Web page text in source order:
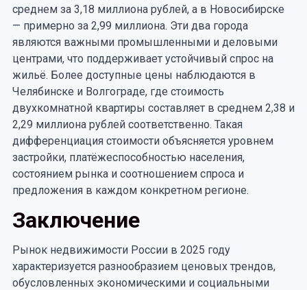
среднем за 3,18 миллиона рублей, а в Новосибирске
— примерно за 2,99 миллиона. Эти два города
являются важными промышленными и деловыми
центрами, что поддерживает устойчивый спрос на
жильё. Более доступные цены наблюдаются в
Челябинске и Волгограде, где стоимость
двухкомнатной квартиры составляет в среднем 2,38 и
2,29 миллиона рублей соответственно. Такая
дифференциация стоимости объясняется уровнем
застройки, платёжеспособностью населения,
состоянием рынка и соотношением спроса и
предложения в каждом конкретном регионе.
Заключение
Рынок недвижимости России в 2025 году
характеризуется разнообразием ценовых трендов,
обусловленных экономическими и социальными